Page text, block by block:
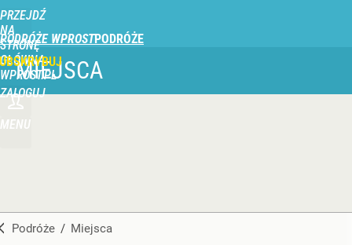
PRZEJDŹ
NA
STRONĘ
GŁÓWNĄ
WPROST.PL
PODRÓŻE WPROST
ZALOGUJ
MENU
MIEJSCA
Podróże / Miejsca